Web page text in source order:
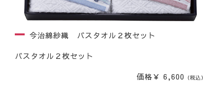
今治綿紗織 バスタオル２枚セット
バスタオル２枚セット
価格￥ 6,600 （税込）